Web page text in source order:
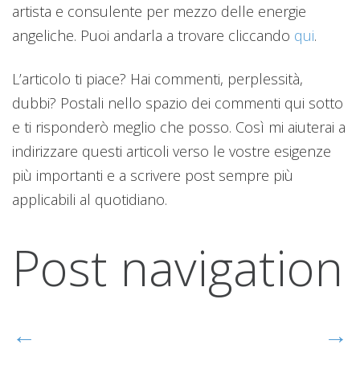
artista e consulente per mezzo delle energie
angeliche. Puoi andarla a trovare cliccando qui.
L’articolo ti piace? Hai commenti, perplessità,
dubbi? Postali nello spazio dei commenti qui sotto
e ti risponderò meglio che posso. Così mi aiuterai a
indirizzare questi articoli verso le vostre esigenze
più importanti e a scrivere post sempre più
applicabili al quotidiano.
Post navigation
← →